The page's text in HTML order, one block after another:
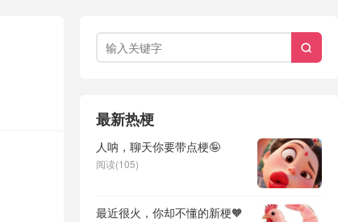

最新热梗
人呐，聊天你要带点梗🤪
阅读(105)
最近很火，你却不懂的新梗🧡